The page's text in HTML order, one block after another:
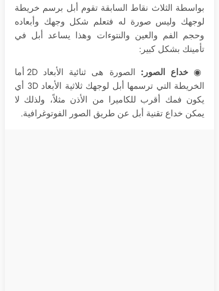
بواسطة الثلاث نقاط السابقة تقوم أبل برسم خريطة
لوجهك وليس صورة له فتعلم شكل وجهك وأبعاده
وحجم الفم والعين والنتوءات وهذا يساعد أبل في
تأمينك بشكل كبير:
◉خداع الصور:
الصورة هى ثنائية الأبعاد 2D أما
الخريطة التي ترسمها أبل لوجهك ثلاثية الأبعاد 3D أي
يكون فمك أقرب للكاميرا من الأذن مثلاً، ولذلك لا
يمكن خداع تقنية أبل عن طريق الصور الفوتوغرافية.